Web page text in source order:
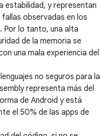
estabilidad, y representan
observadas en los
Por lo tanto, una alta
de la memoria se
una mala experiencia del
no seguros para la
representa más del
de Android y está
el 50% de las apps de